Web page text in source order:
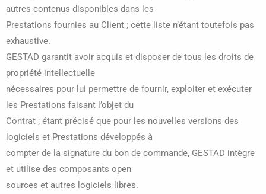
autres contenus disponibles dans les
Prestations fournies au Client ; cette liste n’étant toutefois pas
exhaustive.
GESTAD garantit avoir acquis et disposer de tous les droits de
propriété intellectuelle
nécessaires pour lui permettre de fournir, exploiter et exécuter
les Prestations faisant l’objet du
Contrat ; étant précisé que pour les nouvelles versions des
logiciels et Prestations développés à
compter de la signature du bon de commande, GESTAD intègre
et utilise des composants open
sources et autres logiciels libres.